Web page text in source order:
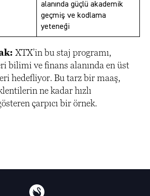
alanında güçlü akademik
geçmiş ve kodlama
yeteneği
XTX’in bu staj programı,
bilimi ve finans alanında en üst
hedefliyor. Bu tarz bir maaş,
ne kadar hızlı
çarpıcı bir örnek.